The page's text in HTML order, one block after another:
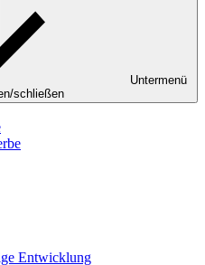
Untermenü
schließen
Entwicklung